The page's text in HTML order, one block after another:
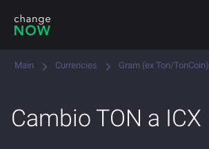
Main Currencies Gram (ex Ton/TonCoin)
Cambio TON a ICX